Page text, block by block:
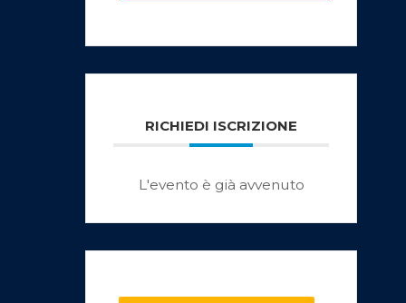
RICHIEDI ISCRIZIONE
L'evento è già avvenuto